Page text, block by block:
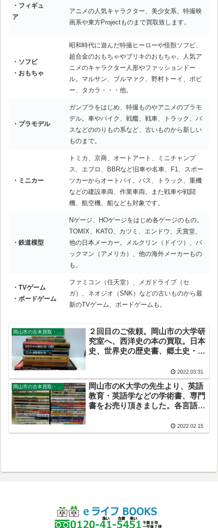
・フィギュ
ア
アニメの人気キャラクター、美少女系、特撮映
画系や東方Projectものまで買取致します。
・ソフビ
・おもちゃ
昭和時代に遊んだ特撮ヒーローや怪獣ソフビ、
超合金のおもちゃやブリキのおもちゃ。人気ア
ニメのキャラクター人形やファッションドー
ル。マルサン、ブルマァク、野村トーイ、ポピ
ー、タカラ・・・他。
・プラモデル
ガンプラをはじめ、特撮ものやアニメのプラモ
デル。車やバイク、戦艦、戦車、トラック、バ
スなどののりもの系など、古いものから新しい
ものまで。
・ミニカー
トミカ、京商、オートアート、ミニチャンプ
ス、エブロ、BBRなど旧車や名車、F1、スポー
ツカーからオートバイ。バス、トラック、重機
などの建設車両、作業車両。また戦車や戦闘
機、航空機、船なども対象です。
・鉄道模型
Nゲージ、HOゲージをはじめ各ゲージのもの。
TOMIX、KATO、カツミ、エンドウ、天賞堂、
他の日本メーカー。メルクリン（ドイツ）、バ
ックマン（アメリカ）、他の海外メーカーもの
も。
・TVゲーム
・ボードゲーム
ファミコン（任天堂）、メガドライブ（セ
ガ）、ネオジオ（SNK）などの古いものから最
新のTVゲーム、ボードゲームも。
岡山市の古本買取・出張買取
２回目のご依頼。岡山市の大学研
究室へ、西洋史の本の買取。日本
史、世界史の歴史書、郷土史・地
2022.03.31
岡山市のK大学の先生より、英語
教育・英語学などの学術書、専門
書をお売り頂きました。各言語学
2022.02.15